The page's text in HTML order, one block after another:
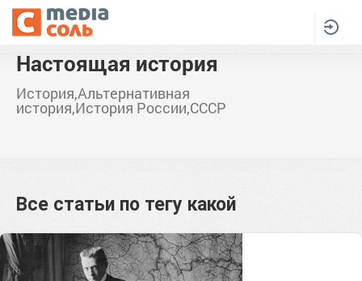
Настоящая история
История,Альтернативная
история,История России,СССР
Все статьи по тегу какой